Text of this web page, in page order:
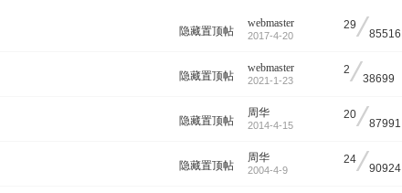
隐藏置顶帖
webmaster
2017-4-20
29/85516
隐藏置顶帖
webmaster
2021-1-23
2/38699
隐藏置顶帖
周华
2014-4-15
20/87991
隐藏置顶帖
周华
2004-4-9
24/90924